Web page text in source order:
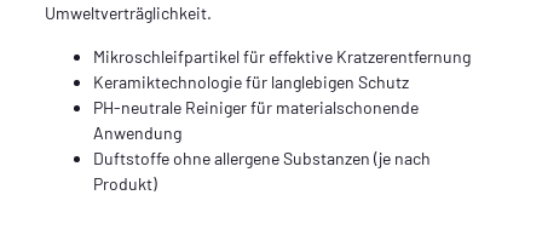
Umweltverträglichkeit.
Mikroschleifpartikel für effektive Kratzerentfernung
Keramiktechnologie für langlebigen Schutz
PH-neutrale Reiniger für materialschonende
Anwendung
Duftstoffe ohne allergene Substanzen (je nach
Produkt)